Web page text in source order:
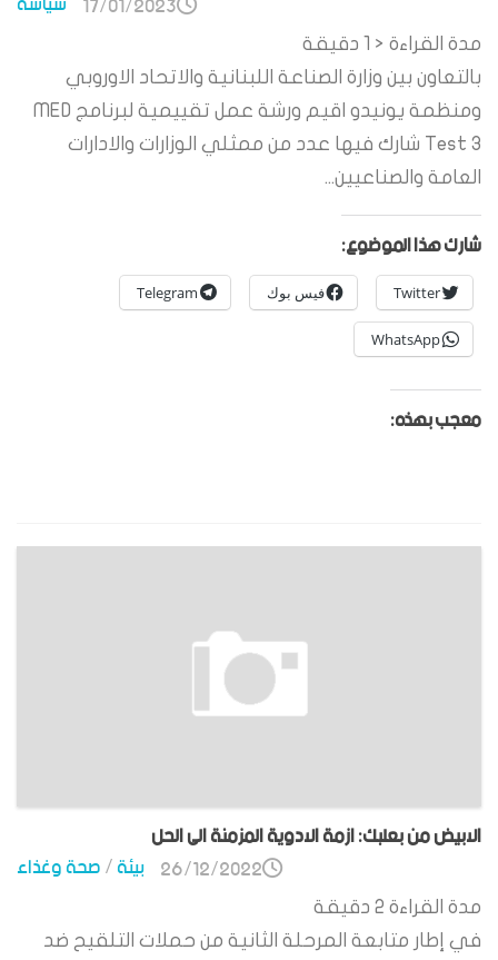
مدة القراءة < 1
دقيقة
بالتعاون بين وزارة الصناعة اللبنانية والاتحاد الاوروبي
ومنظمة يونيدو اقيم ورشة عمل تقييمية لبرنامج MED
Test 3 شارك فيها عدد من ممثلي الوزارات والادارات
العامة والصناعيين...
شارك هذا الموضوع:
Twitter فيس بوك Telegram
WhatsApp
معجب بهذه:
الابيض من بعلبك: ازمة الادوية المزمنة الى الحل
بيئة/صحة وغذاء 26/12/2022
مدة القراءة 2 دقيقة
في إطار متابعة المرحلة الثانية من حملات التلقيح ضد